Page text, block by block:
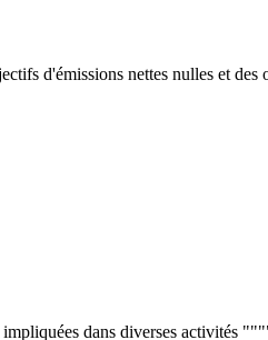
d'émissions nettes nulles et
dans diverses activités